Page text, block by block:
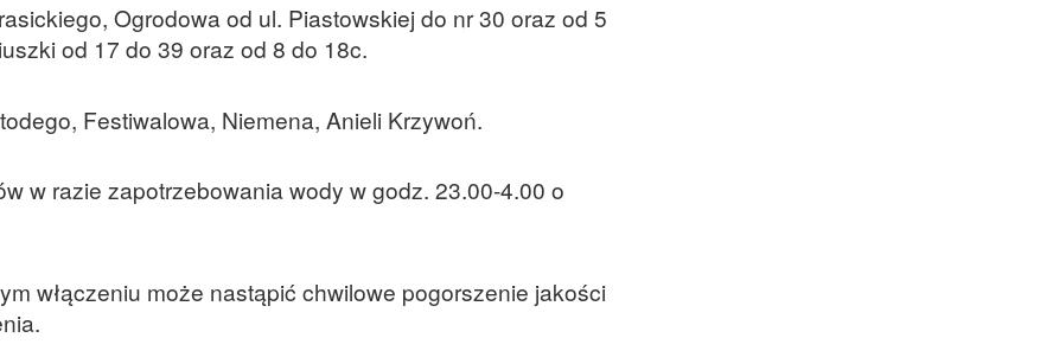
Ogrodowa od ul. Piastowskiej do nr 30 oraz od 5
od 17 do 39 oraz od 8 do 18c.
Festiwalowa, Niemena, Anieli Krzywoń.
w razie zapotrzebowania wody w godz. 23.00-4.00 o
włączeniu może nastąpić chwilowe pogorszenie jakości